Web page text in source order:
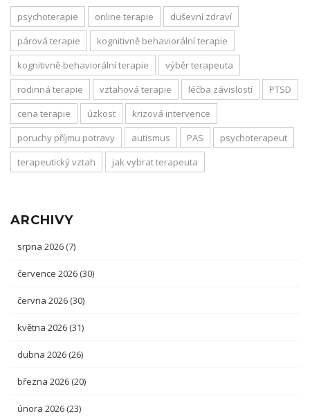
psychoterapie online terapie
duševní zdraví
párová terapie
kognitivně behaviorální terapie
kognitivně-behaviorální terapie
výběr terapeuta
rodinná terapie
vztahová terapie léčba závislostí
PTSD
cena terapie
úzkost
krizová intervence
poruchy příjmu potravy
autismus PAS
psychoterapeut
terapeutický vztah
jak vybrat terapeuta
ARCHIVY
srpna 2026 (7)
července 2026 (30)
června 2026 (30)
května 2026 (31)
dubna 2026 (26)
března 2026 (20)
února 2026 (23)